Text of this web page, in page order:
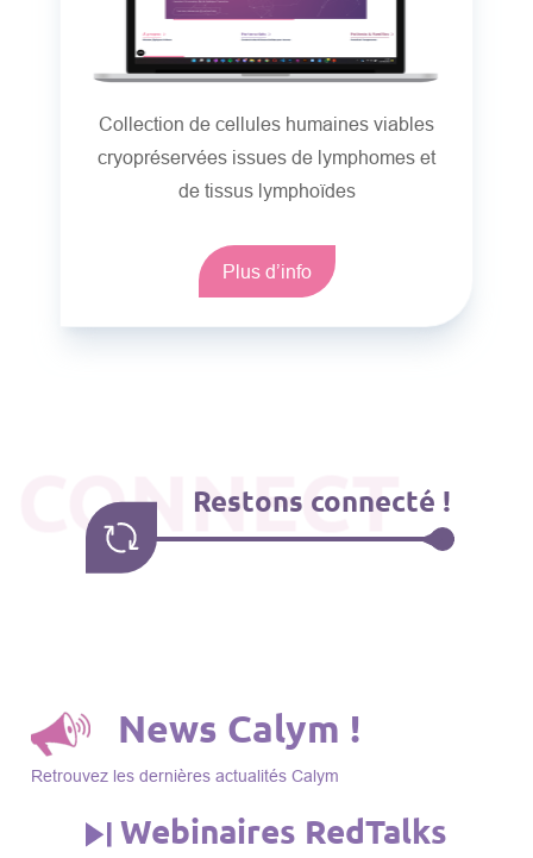
Collection de cellules humaines viables
cryopréservées issues de lymphomes et
de tissus lymphoïdes
Plus d’info
CONNECT
Restons connecté !
News Calym !
Retrouvez les dernières actualités Calym
Webinaires RedTalks